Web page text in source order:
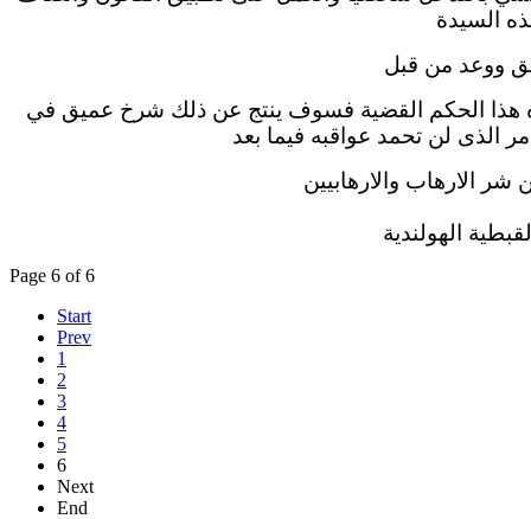
السيدة
ووعد من قبل
هذا الحكم القضية فسوف ينتج عن ذلك شرخ عميق في
الذى لن تحمد عواقبه فيما بعد
الارهاب والارهابيين
الهولندية
Page 6 of 6
Start
Prev
1
2
3
4
5
6
Next
End